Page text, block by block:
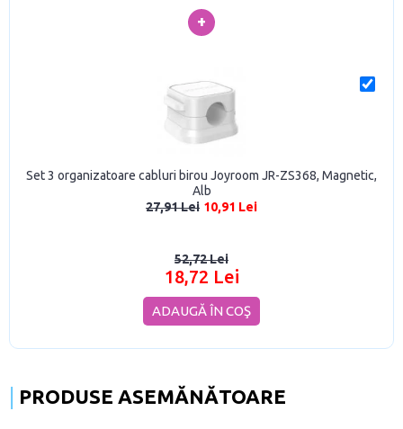
+
Set 3 organizatoare cabluri birou Joyroom JR-ZS368, Magnetic,
Alb
27,91 Lei 10,91 Lei
52,72 Lei
18,72 Lei
ADAUGĂ ÎN COŞ
PRODUSE ASEMĂNĂTOARE